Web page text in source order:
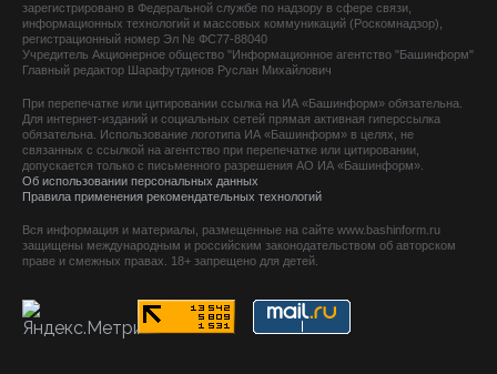
зарегистрировано в Федеральной службе по надзору в сфере связи,
информационных технологий и массовых коммуникаций (Роскомнадзор),
регистрационный номер Эл № ФС77-88040
Учредитель Акционерное общество "Информационное агентство "Башинформ"
Главный редактор Шарафутдинов Руслан Михайлович
При перепечатке или цитировании ссылка на ИА «Башинформ» обязательна.
Для интернет-изданий и социальных сетей прямая активная гиперссылка
обязательна. Использование логотипа ИА «Башинформ» в целях, не
связанных с ссылкой на агентство при перепечатке или цитировании,
допускается только с письменного разрешения АО ИА «Башинформ».
Об использовании персональных данных
Правила применения рекомендательных технологий
Вся информация и материалы, размещенные на сайте www.bashinform.ru
защищены международным и российским законодательством об авторском
праве и смежных правах. 18+ запрещено для детей.